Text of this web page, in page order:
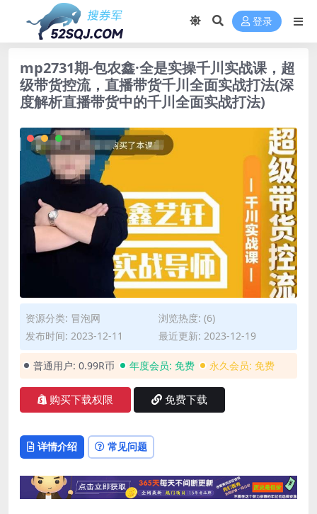
登录
mp2731期-包农鑫·全是实操千川实战课，超
级带货控流，直播带货​千川全面实战打法(深
度解析直播带货中的千川全面实战打法)
资源分类: 冒泡网
浏览热度: (6)
发布时间: 2023-12-11
最近更新: 2023-12-19
普通用户: 0.99R币 年度会员: 免费 永久会员: 免费
购买下载权限 免费下载
详情介绍 常见问题